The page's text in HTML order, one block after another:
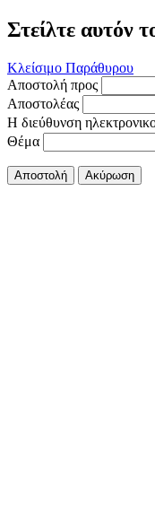
Στείλτε αυτόν
Κλείσιμο Παράθυρου
Αποστολή προς
Αποστολέας
Η διεύθυνση
Θέμα
Αποστολή Ακύρωση